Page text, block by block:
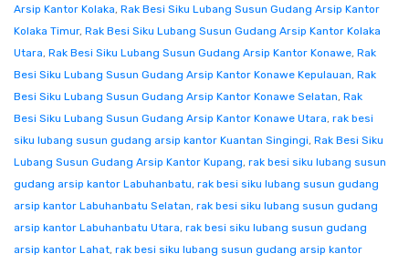
Arsip Kantor Kolaka, Rak Besi Siku Lubang Susun Gudang Arsip Kantor
Kolaka Timur, Rak Besi Siku Lubang Susun Gudang Arsip Kantor Kolaka
Utara, Rak Besi Siku Lubang Susun Gudang Arsip Kantor Konawe, Rak
Besi Siku Lubang Susun Gudang Arsip Kantor Konawe Kepulauan, Rak
Besi Siku Lubang Susun Gudang Arsip Kantor Konawe Selatan, Rak
Besi Siku Lubang Susun Gudang Arsip Kantor Konawe Utara, rak besi
siku lubang susun gudang arsip kantor Kuantan Singingi, Rak Besi Siku
Lubang Susun Gudang Arsip Kantor Kupang, rak besi siku lubang susun
gudang arsip kantor Labuhanbatu, rak besi siku lubang susun gudang
arsip kantor Labuhanbatu Selatan, rak besi siku lubang susun gudang
arsip kantor Labuhanbatu Utara, rak besi siku lubang susun gudang
arsip kantor Lahat, rak besi siku lubang susun gudang arsip kantor